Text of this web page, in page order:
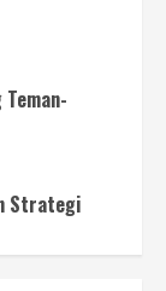
Strategi